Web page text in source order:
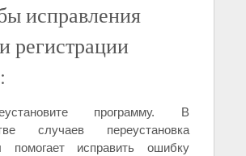
исправления
регистрации
программу. В
случаев переустановка
помогает исправить ошибку